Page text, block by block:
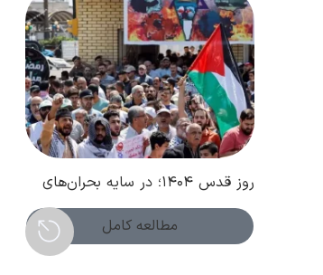
روز قدس ۱۴۰۴؛ در سایه بحران‌های
جدید منطقه
مطالعه کامل